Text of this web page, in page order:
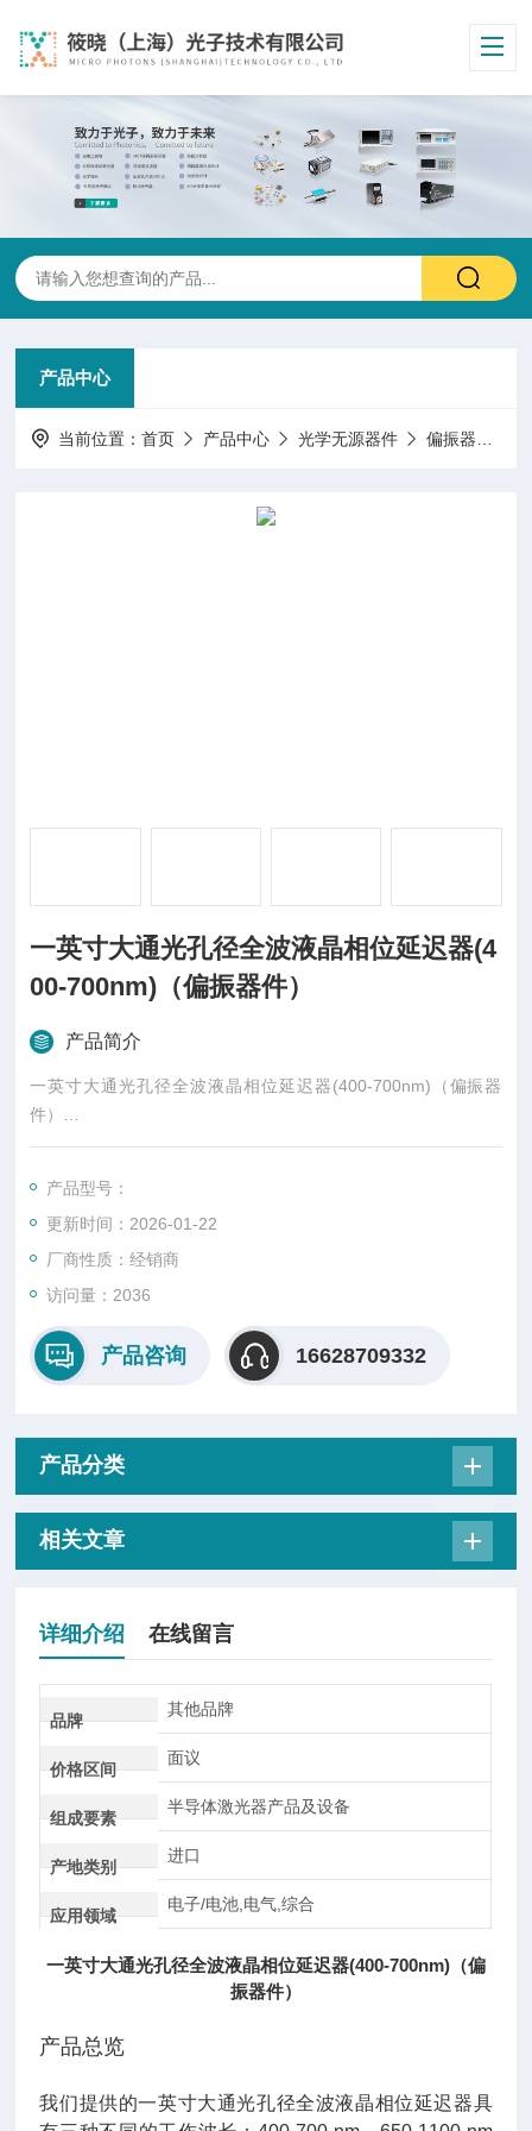
产品中心
当前位置：首页 产品中心 光学无源器件 偏振器件/偏振测量调制
一英寸大通光孔径全波液晶相位延迟器(4
00-700nm)（偏振器件）
产品简介
一英寸大通光孔径全波液晶相位延迟器(400-700nm)（偏振器
件）
我们提供的一英寸大通光孔径全波液晶相位延迟器具有三种不同
外部交流电压的作用下，可实现~30 nm到λ之间的延迟量灵活调
控，整个通光孔径表面的延迟量均匀度较高。其响应时间迅速，
温度范围广（详情请见规格、响应时间标签）。
产品型号：
更新时间：2026-01-22
厂商性质：经销商
访问量：2036
产品咨询 16628709332
产品分类
相关文章
详细介绍 在线留言
品牌
其他品牌
价格区间
面议
组成要素
半导体激光器产品及设备
产地类别
进口
应用领域
电子/电池,电气,综合
一英寸大通光孔径全波液晶相位延迟器(400-700nm)（偏
振器件）
产品总览
我们提供的一英寸大通光孔径全波液晶相位延迟器具